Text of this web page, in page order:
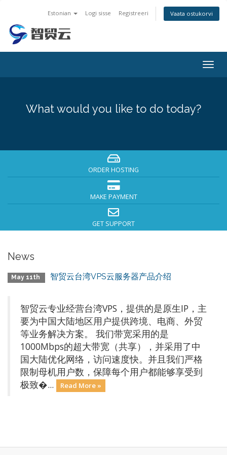
Estonian Logi sisse Registreeri Vaata ostukorvi
What would you like to do today?
ORDER HOSTING
MAKE PAYMENT
GET SUPPORT
News
May 11th 智贸云台湾VPS云服务器产品介绍
智贸云专业经营台湾VPS，提供的是原生IP，主
要为中国大陆地区用户提供跨境、电商、外贸
等业务解决方案。 我们带宽采用的是
1000Mbps的超大带宽（共享），并采用了中
国大陆优化网络，访问速度快。并且我们严格
限制母机用户数，保障每个用户都能够享受到
极致�...
Read More »